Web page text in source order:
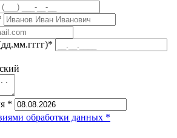
*
обработки данных *